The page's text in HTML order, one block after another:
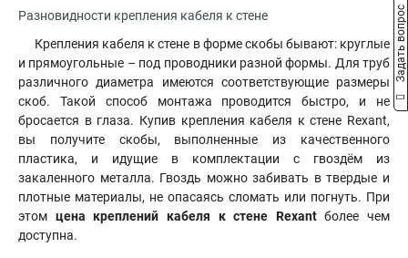
Разновидности крепления кабеля к стене
Крепления кабеля к стене в форме скобы бывают: круглые
и прямоугольные – под проводники разной формы. Для труб
различного диаметра имеются соответствующие размеры
скоб. Такой способ монтажа проводится быстро, и не
бросается в глаза. Купив крепления кабеля к стене Rexant,
вы получите скобы, выполненные из качественного
пластика, и идущие в комплектации с гвоздём из
закаленного металла. Гвоздь можно забивать в твердые и
плотные материалы, не опасаясь сломать или погнуть. При
этом цена креплений кабеля к стене Rexantболее чем
доступна.
Задать вопрос